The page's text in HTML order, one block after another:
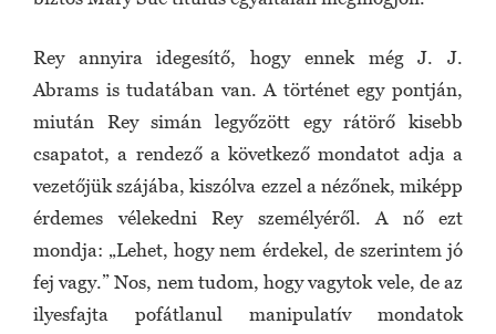
Rey annyira idegesítő, hogy ennek még J. J.
Abrams is tudatában van. A történet egy pontján,
miután Rey simán legyőzött egy rátörő kisebb
csapatot, a rendező a következő mondatot adja a
vezetőjük szájába, kiszólva ezzel a nézőnek, miképp
érdemes vélekedni Rey személyéről. A nő ezt
mondja: „Lehet, hogy nem érdekel, de szerintem jó
fej vagy.” Nos, nem tudom, hogy vagytok vele, de az
ilyesfajta pofátlanul manipulatív mondatok